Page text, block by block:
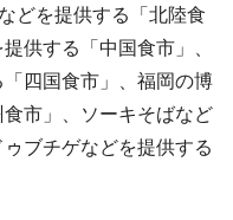
どを提供する「北陸食
供する「中国食市」、
四国食市」、福岡の博
市」、ソーキそばなど
ブチゲなどを提供する